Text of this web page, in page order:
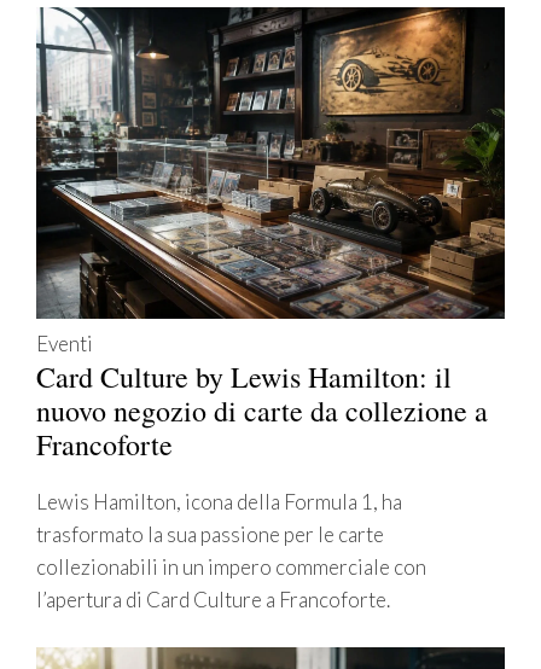
Eventi
Card Culture by Lewis Hamilton: il
nuovo negozio di carte da collezione a
Francoforte
Lewis Hamilton, icona della Formula 1, ha
trasformato la sua passione per le carte
collezionabili in un impero commerciale con
l’apertura di Card Culture a Francoforte.